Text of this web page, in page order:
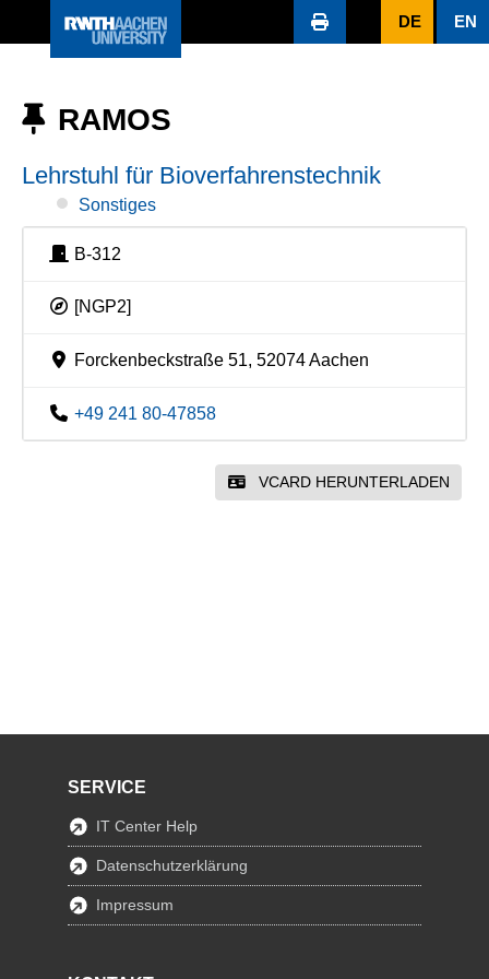
DE EN
RAMOS
Lehrstuhl für Bioverfahrenstechnik
Sonstiges
B-312
[NGP2]
Forckenbeckstraße 51, 52074 Aachen
+49 241 80-47858
VCARD HERUNTERLADEN
SERVICE
IT Center Help
Datenschutzerklärung
Impressum